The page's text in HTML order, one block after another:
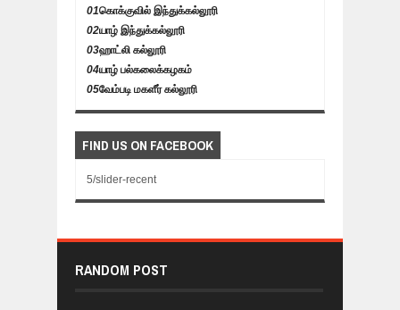
01கொக்குவில் இந்துக்கல்லூரி
02யாழ் இந்துக்கல்லூரி
03ஹாட்லி கல்லூரி
04யாழ் பல்கலைக்கழகம்
05வேம்படி மகளீர் கல்லூரி
FIND US ON FACEBOOK
5/slider-recent
RANDOM POST